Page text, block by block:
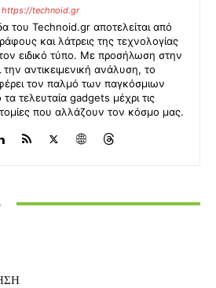
https://technoid.gr
του Technoid.gr αποτελείται από
και λάτρεις της τεχνολογίας
ειδικό τύπο. Με προσήλωση στην
την αντικειμενική ανάλυση, το
τον παλμό των παγκόσμιων
τελευταία gadgets μέχρι τις
που αλλάζουν τον κόσμο μας.